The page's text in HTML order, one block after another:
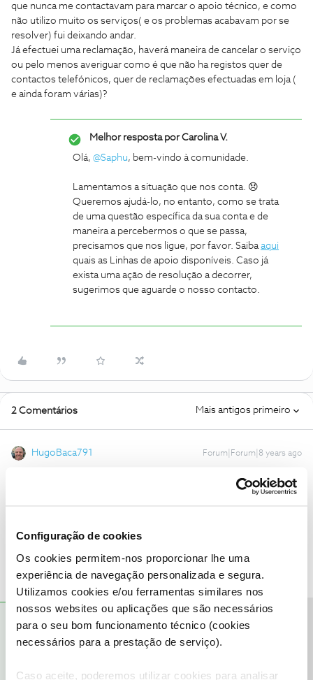
Configuração de cookies
Os cookies permitem-nos proporcionar lhe uma
experiência de navegação personalizada e segura.
Utilizamos cookies e/ou ferramentas similares nos
nossos websites ou aplicações que são necessários
para o seu bom funcionamento técnico (cookies
necessários para a prestação de serviço).
Caso aceite, poderemos utilizar cookies para analisar
que nunca me contactavam para marcar o apoio técnico, e como
não utilizo muito os serviços( e os problemas acabavam por se
resolver) fui deixando andar.
Já efectuei uma reclamação, haverá maneira de cancelar o serviço
ou pelo menos averiguar como é que não ha registos quer de
contactos telefónicos, quer de reclamações efectuadas em loja (
e ainda foram várias)?
Melhor resposta porCarolina V.
Olá, @Saphu, bem-vindo à comunidade.
Lamentamos a situação que nos conta. 😞
Queremos ajudá-lo, no entanto, como se trata
de uma questão específica da sua conta e de
maneira a percebermos o que se passa,
precisamos que nos ligue, por favor. Saibaaqui
quais as Linhas de apoio disponíveis. Caso já
exista uma ação de resolução a decorrer,
sugerimos que aguarde o nosso contacto.
2 Comentários Mais antigos primeiro
HugoBaca791 Forum|Forum|8 years ago
Sim é uma forma para cancelares o teu contrato. ligar para apoio
cliente e pedes o numero do fax deles e depois enviar um fax para
V 1 pessoa gostou
Carolina V. RESPOSTA Forum|Forum|8 years ago
Olá,@Saphu, bem-vindo à comunidade.
Lamentamos a situação que nos conta. 😞 Queremos ajudá-lo, no